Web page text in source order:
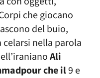
che giocano
del buio,
nella parola
Ali
che il9 e